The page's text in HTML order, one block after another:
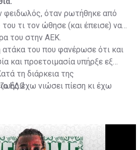
φειδωλός, όταν ρωτήθηκε από
τι τον ώθησε (και έπεισε) να
του στην ΑΕΚ.
του που φανέρωσε ότι και
και προετοιμασία υπήρξε εξ
τη διάρκεια της
έχω νιώσει πίεση κι έχω
ΕΔΩ